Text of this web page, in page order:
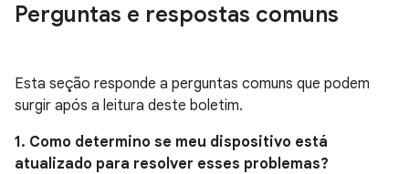
Perguntas e respostas comuns
Esta seção responde a perguntas comuns que podem
surgir após a leitura deste boletim.
1. Como determino se meu dispositivo está
atualizado para resolver esses problemas?